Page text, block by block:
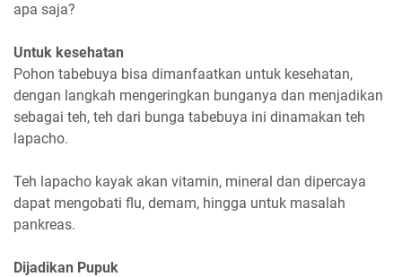
apa saja?
Untuk kesehatan
Pohon tabebuya bisa dimanfaatkan untuk kesehatan,
dengan langkah mengeringkan bunganya dan menjadikan
sebagai teh, teh dari bunga tabebuya ini dinamakan teh
lapacho.
Teh lapacho kayak akan vitamin, mineral dan dipercaya
dapat mengobati flu, demam, hingga untuk masalah
pankreas.
Dijadikan Pupuk